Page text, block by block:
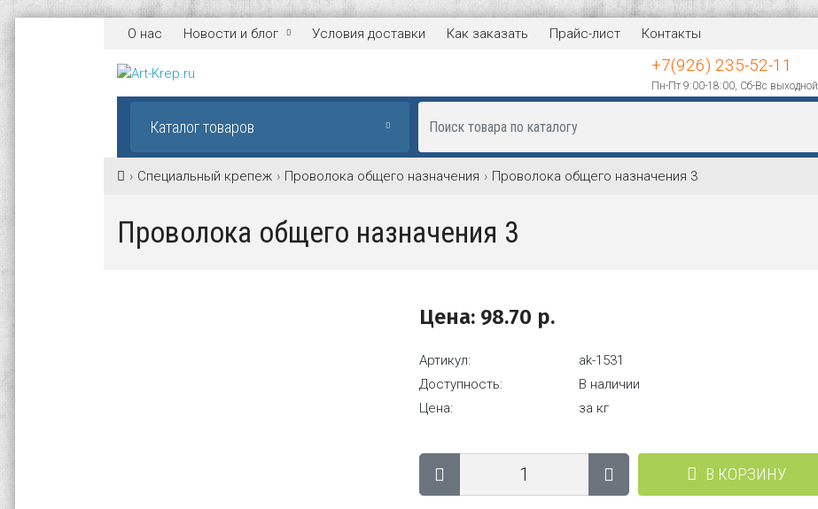
О нас Новости и блог Условия доставки Как заказать Прайс-лист Контакты
+7(926) 235-52-11
Пн-Пт 9:00-18:00, Сб-Вс выходной
Каталог товаров
Специальный крепеж Проволока общего назначения Проволока общего назначения 3
Проволока общего назначения 3
Цена: 98.70 р.
Артикул:
ak-1531
Доступность:
В наличии
Цена:
за кг
В КОРЗИНУ